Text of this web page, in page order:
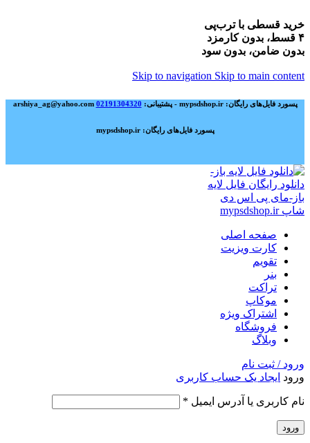
خرید قسطی با ترب‌پی
۴ قسط، بدون کارمزد
بدون ضامن، بدون سود
Skip to navigation Skip to main content
پسورد فایل‌های رایگان: mypsdshop.ir - پشتیبانی: arshiya_ag@yahoo.com 02191304320
پسورد فایل‌های رایگان: mypsdshop.ir
صفحه اصلی
کارت ویزیت
تقویم
بنر
تراکت
موکاپ
اشتراک ویژه
فروشگاه
وبلاگ
ورود / ثبت نام
ورود ایجاد یک حساب کاربری
نام کاربری یا آدرس ایمیل *
ورود